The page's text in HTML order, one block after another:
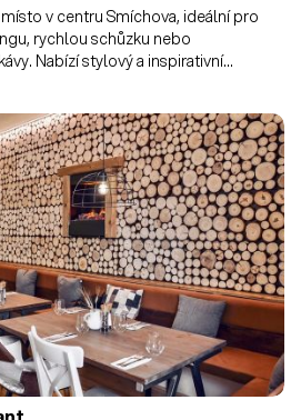
v centru Smíchova, ideální pro
rychlou schůzku nebo
Nabízí stylový a inspirativní